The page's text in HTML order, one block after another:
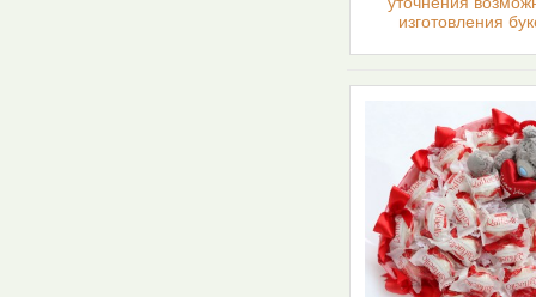
изготовления